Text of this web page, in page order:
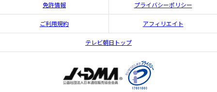
免許情報 プライバシーポリシー
ご利用規約 アフィリエイト
テレビ朝日トップ